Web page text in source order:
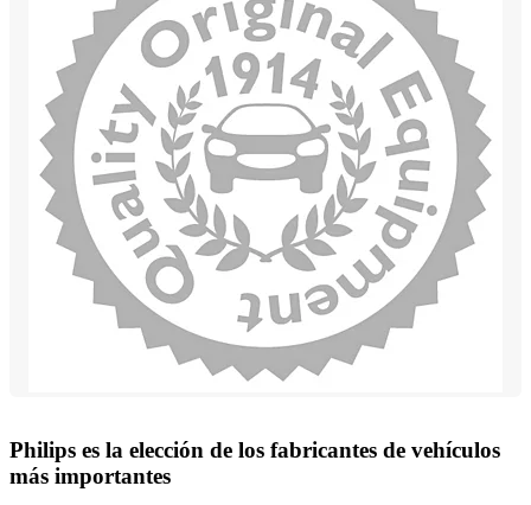
Philips es la elección de los fabricantes de vehículos
más importantes